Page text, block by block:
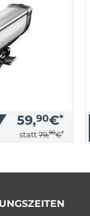
59,90€*
statt 79,90€*